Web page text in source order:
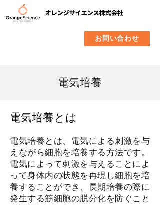
お問い合わせ
電気培養
電気培養とは
電気培養とは、電気による刺激を与
えながら細胞を培養する方法です。
電気によって刺激を与えることによ
って身体内の状態を再現し細胞を培
養することができ、長期培養の際に
発生する筋細胞の脱分化を防ぐこと